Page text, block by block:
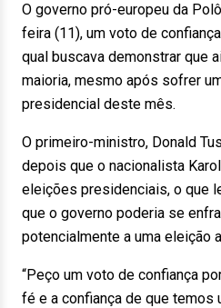
O governo pró-europeu da
feira (11), um voto de
qual buscava demonstrar que
maioria, mesmo após sofrer
presidencial deste mês.
O primeiro-ministro, Donald
depois que o nacionalista
eleições presidenciais, o que
que o governo poderia se
potencialmente a uma eleição
“Peço um voto de confiança
fé e a confiança de que temos